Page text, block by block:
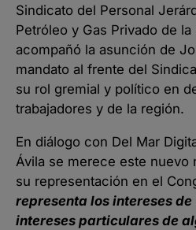
Sindicato del Personal
Petróleo y Gas Privado de la
acompañó la asunción de
mandato al frente del
su rol gremial y político en
trabajadores y de la región.
En diálogo con Del Mar
Ávila se merece este nuevo
su representación en el
representa los intereses de
intereses particulares de